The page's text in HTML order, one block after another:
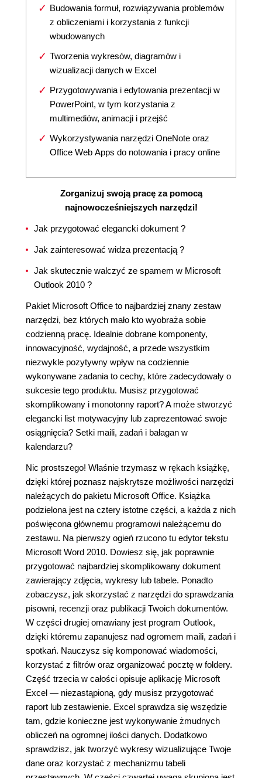
Budowania formuł, rozwiązywania problemów
z obliczeniami i korzystania z funkcji
wbudowanych
Tworzenia wykresów, diagramów i
wizualizacji danych w Excel
Przygotowywania i edytowania prezentacji w
PowerPoint, w tym korzystania z
multimediów, animacji i przejść
Wykorzystywania narzędzi OneNote oraz
Office Web Apps do notowania i pracy online
Zorganizuj swoją pracę za pomocą
najnowocześniejszych narzędzi!
Jak przygotować elegancki dokument ?
Jak zainteresować widza prezentacją ?
Jak skutecznie walczyć ze spamem w Microsoft
Outlook 2010 ?
Pakiet Microsoft Office to najbardziej znany zestaw
narzędzi, bez których mało kto wyobraża sobie
codzienną pracę. Idealnie dobrane komponenty,
innowacyjność, wydajność, a przede wszystkim
niezwykle pozytywny wpływ na codziennie
wykonywane zadania to cechy, które zadecydowały o
sukcesie tego produktu. Musisz przygotować
skomplikowany i monotonny raport? A może stworzyć
elegancki list motywacyjny lub zaprezentować swoje
osiągnięcia? Setki maili, zadań i bałagan w
kalendarzu?
Nic prostszego! Właśnie trzymasz w rękach książkę,
dzięki której poznasz najskrytsze możliwości narzędzi
należących do pakietu Microsoft Office. Książka
podzielona jest na cztery istotne części, a każda z nich
poświęcona głównemu programowi należącemu do
zestawu. Na pierwszy ogień rzucono tu edytor tekstu
Microsoft Word 2010. Dowiesz się, jak poprawnie
przygotować najbardziej skomplikowany dokument
zawierający zdjęcia, wykresy lub tabele. Ponadto
zobaczysz, jak skorzystać z narzędzi do sprawdzania
pisowni, recenzji oraz publikacji Twoich dokumentów.
W części drugiej omawiany jest program Outlook,
dzięki któremu zapanujesz nad ogromem maili, zadań i
spotkań. Nauczysz się komponować wiadomości,
korzystać z filtrów oraz organizować pocztę w foldery.
Część trzecia w całości opisuje aplikację Microsoft
Excel — niezastąpioną, gdy musisz przygotować
raport lub zestawienie. Excel sprawdza się wszędzie
tam, gdzie konieczne jest wykonywanie żmudnych
obliczeń na ogromnej ilości danych. Dodatkowo
sprawdzisz, jak tworzyć wykresy wizualizujące Twoje
dane oraz korzystać z mechanizmu tabeli